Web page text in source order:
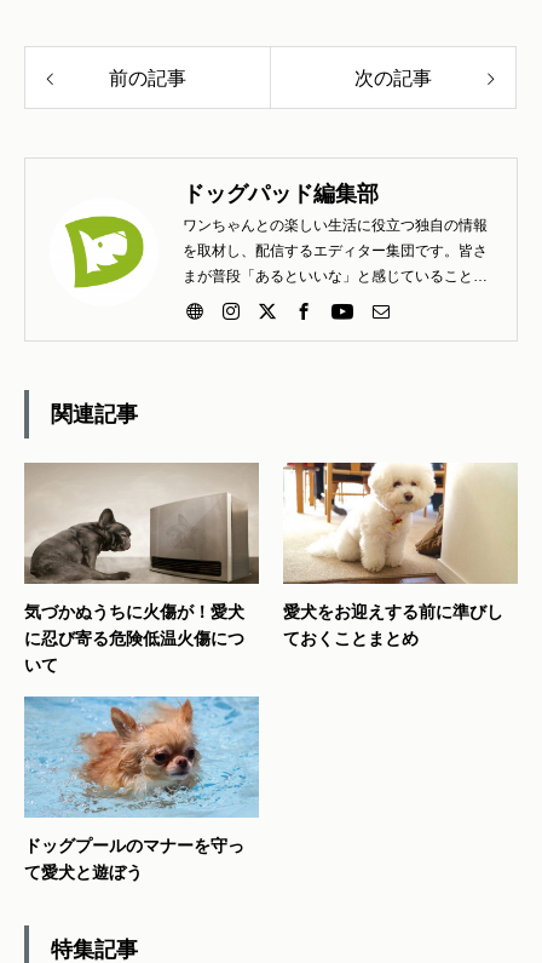
前の記事 次の記事
ドッグパッド編集部
ワンちゃんとの楽しい生活に役立つ独自の情報
を取材し、配信するエディター集団です。皆さ
まが普段「あるといいな」と感じていること
「こんな工夫は楽しいよ」と知らせたいこと、
関連記事
気づかぬうちに火傷が！愛犬
に忍び寄る危険低温火傷につ
いて
愛犬をお迎えする前に準びし
ておくことまとめ
ドッグプールのマナーを守っ
て愛犬と遊ぼう
特集記事